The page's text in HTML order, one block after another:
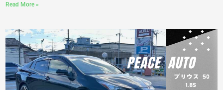
Read More »